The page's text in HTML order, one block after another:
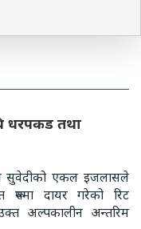
धरपकड तथा
सुवेदीको एकल इजलासले
दायर गरेको रिट
अल्पकालीन अन्तरिम